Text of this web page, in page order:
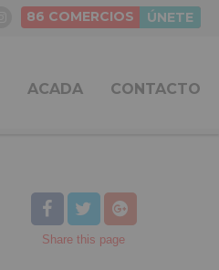
86 COMERCIOS ÚNETE
ACADA CONTACTO
Share this page